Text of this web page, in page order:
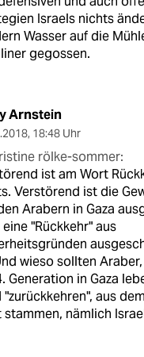
Israels nichts
Wasser auf die
gegossen.
Arnstein
, 18:48 Uhr
rölke-sommer:
ist am Wort
Verstörend ist die
Arabern in Gaza
"Rückkehr" aus
wieso sollten
Generation in Gaza
"zurückkehren", aus
stammen, nämlich